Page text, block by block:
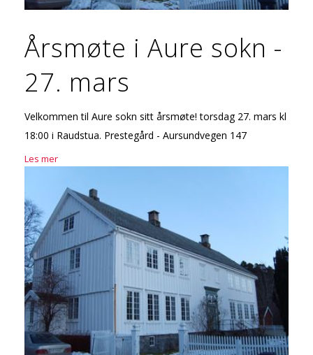
Årsmøte i Aure sokn -
27. mars
Velkommen til Aure sokn sitt årsmøte! torsdag 27. mars kl
18:00 i Raudstua. Prestegård - Aursundvegen 147
Les mer